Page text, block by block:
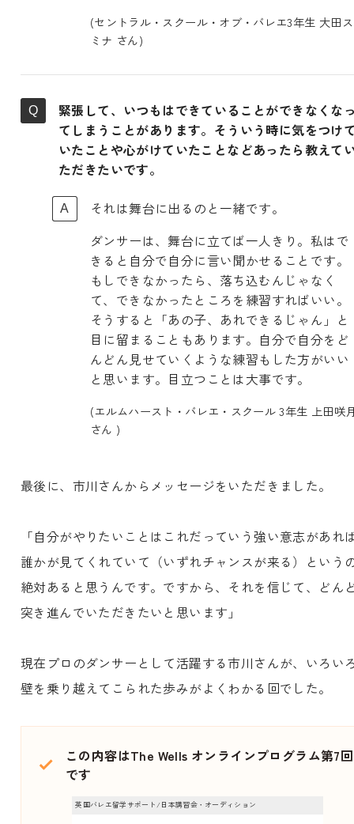
(セントラル・スクール・オブ・バレエ3年生 大田ス
ミナ さん)
緊張して、いつもはできていることができなくな
てしまうことがあります。そういう時に気をつけ
いたことや心がけていたことなどあったら教えて
ただきたいです。
それは舞台に出るのと一緒です。
ダンサーは、舞台に立てば一人きり。私はで
きると自分で自分に言い聞かせることです。
もしできなかったら、落ち込むんじゃなく
て、できなかったところを練習すればいい。
そうすると「あの子、あれできるじゃん」と
目に留まることもあります。自分で自分をど
んどん見せていくような練習もした方がいい
と思います。目立つことは大事です。
(エルムハースト・バレエ・スクール 3年生 上田咲
さん )
最後に、市川さんからメッセージをいただきました。
「自分がやりたいことはこれだっていう強い意志があれ
誰かが見てくれていて（いずれチャンスが来る）という
絶対あると思うんです。ですから、それを信じて、どん
突き進んでいただきたいと思います」
現在プロのダンサーとして活躍する市川さんが、いろい
壁を乗り越えてこられた歩みがよくわかる回でした。
この内容はThe Wells オンラインプログラム第7回
です